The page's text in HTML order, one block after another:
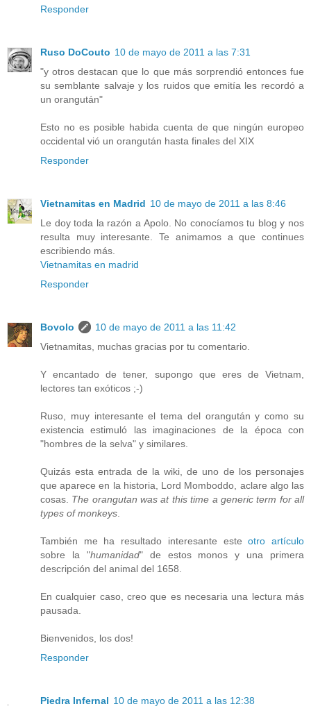
Responder
Ruso DoCouto 10 de mayo de 2011 a las 7:31
"y otros destacan que lo que más sorprendió entonces fue
su semblante salvaje y los ruidos que emitía les recordó a
un orangután"
Esto no es posible habida cuenta de que ningún europeo
occidental vió un orangután hasta finales del XIX
Responder
Vietnamitas en Madrid 10 de mayo de 2011 a las 8:46
Le doy toda la razón a Apolo. No conocíamos tu blog y nos
resulta muy interesante. Te animamos a que continues
escribiendo más.
Vietnamitas en madrid
Responder
Bovolo
10 de mayo de 2011 a las 11:42
Vietnamitas, muchas gracias por tu comentario.
Y encantado de tener, supongo que eres de Vietnam,
lectores tan exóticos ;-)
Ruso, muy interesante el tema del orangután y como su
existencia estimuló las imaginaciones de la época con
"hombres de la selva" y similares.
Quizás esta entrada de la wiki, de uno de los personajes
que aparece en la historia, Lord Momboddo , aclare algo las
cosas. The orangutan was at this time a generic term for all
types of monkeys
También me ha resultado interesante esteotro artículo
sobre la "humanidad" de estos monos y una primera
descripción del animal del 1658.
En cualquier caso, creo que es necesaria una lectura más
pausada.
Bienvenidos, los dos!
Responder
Piedra Infernal 10 de mayo de 2011 a las 12:38